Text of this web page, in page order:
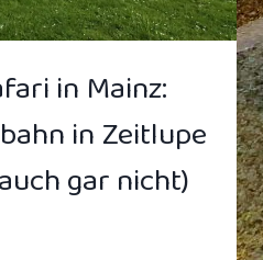
in Mainz:
in Zeitlupe
gar nicht)